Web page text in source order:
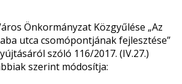
Önkormányzat Közgyűlése „Az
utca csomópontjának fejlesztése”
szóló 116/2017. (IV.27.)
szerint módosítja: